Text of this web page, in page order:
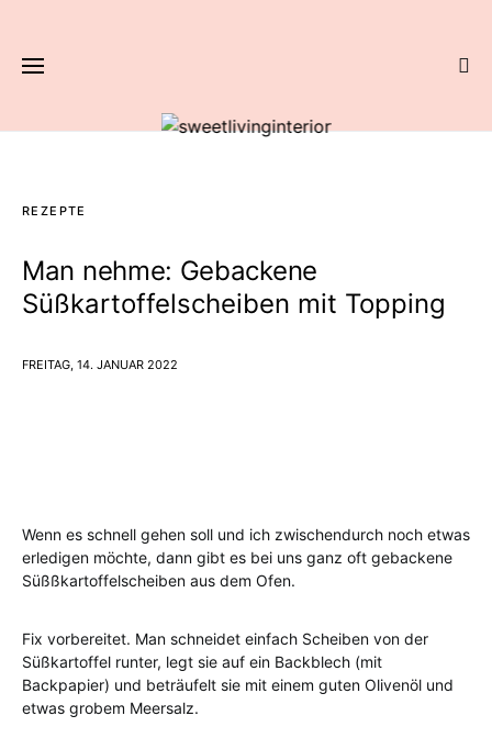
REZEPTE
Man nehme: Gebackene
Süßkartoffelscheiben mit Topping
FREITAG, 14. JANUAR 2022
Wenn es schnell gehen soll und ich zwischendurch noch etwas
erledigen möchte, dann gibt es bei uns ganz oft gebackene
Süßßkartoffelscheiben aus dem Ofen.
Fix vorbereitet. Man schneidet einfach Scheiben von der
Süßkartoffel runter, legt sie auf ein Backblech (mit
Backpapier) und beträufelt sie mit einem guten Olivenöl und
etwas grobem Meersalz.